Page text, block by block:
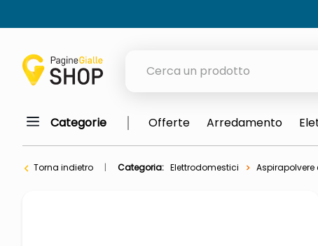
orologio parete
Categorie Offerte Arredamento
Torna indietro Categoria: Elettrodomestici